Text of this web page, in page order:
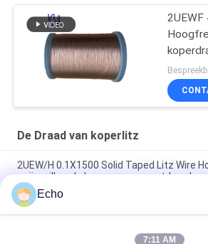
2UEWF
De Draad van koperlitz
2UEW/H 0.1X1500 Solid Taped Litz Wire
geëmailleerde koperen magneetdraad
Getapete Litz-draad UL-gecertificeerde
omwikkelde koperen Litz-draad
Echo
7:11 AM